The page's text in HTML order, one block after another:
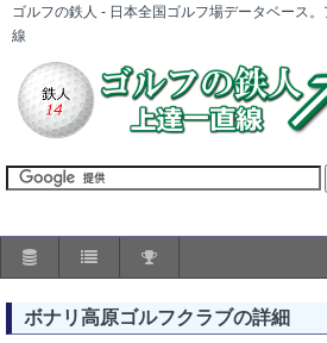
ゴルフの鉄人 - 日本全国ゴルフ場データベース
線
ボナリ高原ゴルフクラブの詳細